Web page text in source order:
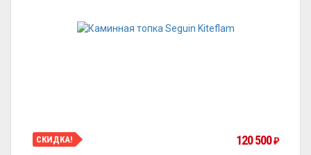
СКИДКА! 120 500₽